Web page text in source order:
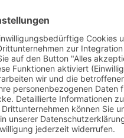
– „Die Gruppe
Samstag mehr als
islamistischen
berichtet die Welt.
ein […]